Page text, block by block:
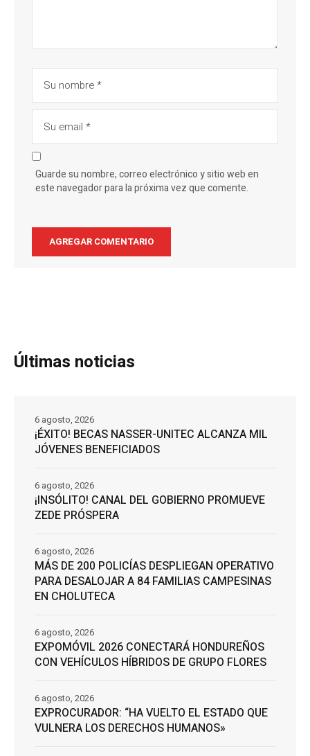
Guarde su nombre, correo electrónico y sitio web en
este navegador para la próxima vez que comente.
Últimas noticias
¡ÉXITO! BECAS NASSER-UNITEC ALCANZA MIL
JÓVENES BENEFICIADOS
6 agosto, 2026
¡INSÓLITO! CANAL DEL GOBIERNO PROMUEVE
ZEDE PRÓSPERA
6 agosto, 2026
MÁS DE 200 POLICÍAS DESPLIEGAN OPERATIVO
PARA DESALOJAR A 84 FAMILIAS CAMPESINAS
EN CHOLUTECA
6 agosto, 2026
EXPOMÓVIL 2026 CONECTARÁ HONDUREÑOS
CON VEHÍCULOS HÍBRIDOS DE GRUPO FLORES
6 agosto, 2026
EXPROCURADOR: “HA VUELTO EL ESTADO QUE
VULNERA LOS DERECHOS HUMANOS»
6 agosto, 2026